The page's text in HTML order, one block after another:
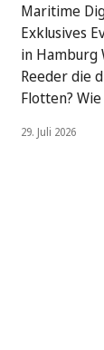
Maritime
Exklusives
in Hamburg
Reeder die
Flotten?
29. Juli 2026